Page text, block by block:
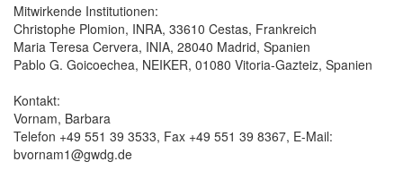
Mitwirkende Institutionen:
Christophe Plomion, INRA, 33610 Cestas, Frankreich
Maria Teresa Cervera, INIA, 28040 Madrid, Spanien
Pablo G. Goicoechea, NEIKER, 01080 Vitoria-Gazteiz, Spanien
Kontakt:
Vornam, Barbara
Telefon +49 551 39 3533, Fax +49 551 39 8367, E-Mail:
bvornam1@gwdg.de